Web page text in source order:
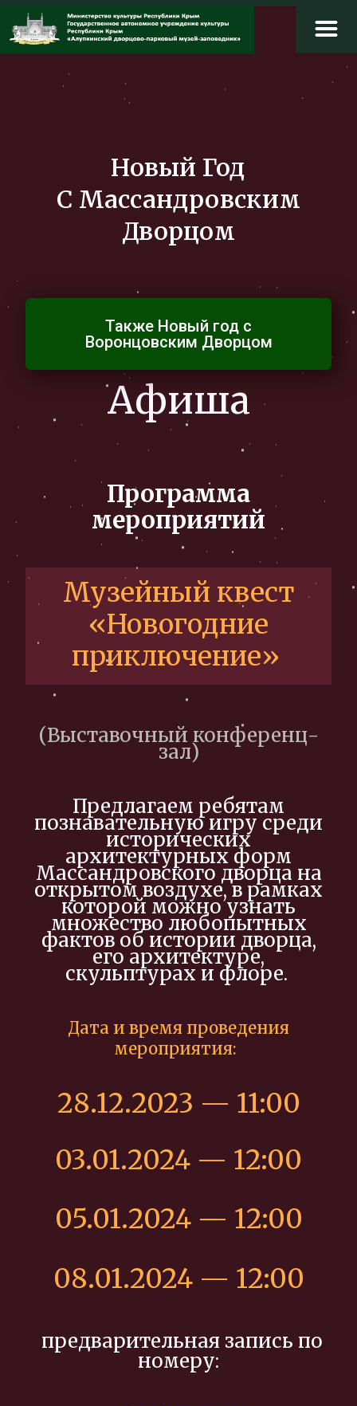
Новый Год
С Массандровским
Дворцом
Также Новый год с
Воронцовским Дворцом
Афиша
Программа
мероприятий
Музейный квест
«Новогодние
приключение»
(Выставочный конференц-
зал)
Предлагаем ребятам
познавательную игру среди
исторических
архитектурных форм
Массандровского дворца на
открытом воздухе, в рамках
которой можно узнать
множество любопытных
фактов об истории дворца,
его архитектуре,
скульптурах и флоре.
Дата и время проведения
мероприятия:
28.12.2023 — 11:00
03.01.2024 — 12:00
05.01.2024 — 12:00
08.01.2024 — 12:00
предварительная запись по
номеру: